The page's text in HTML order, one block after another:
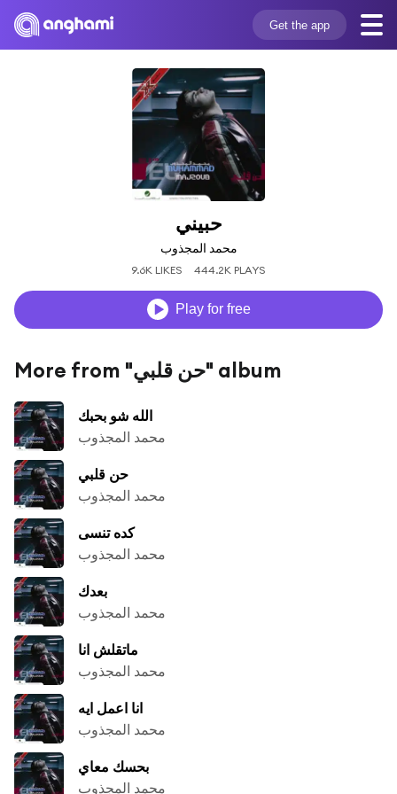
Get the app
حبيني
محمد المجذوب
9.6K LIKES 444.2K PLAYS
Play for free
More from "حن قلبي" album
الله شو بحبك
محمد المجذوب
حن قلبي
محمد المجذوب
كده تنسى
محمد المجذوب
بعدك
محمد المجذوب
ماتقلش انا
محمد المجذوب
انا اعمل ايه
محمد المجذوب
بحسك معاي
محمد المجذوب